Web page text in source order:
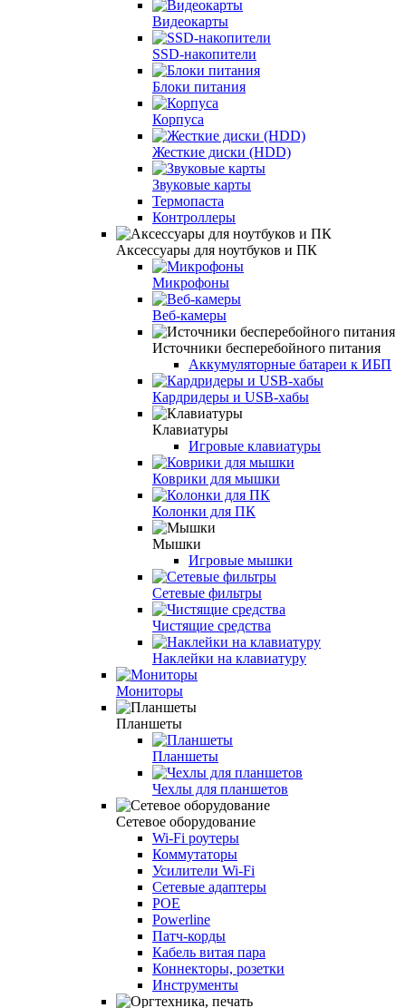
Видеокарты
SSD-накопители
Блоки питания
Корпуса
Жесткие диски (HDD)
Звуковые карты
Термопаста
Контроллеры
Аксессуары для ноутбуков и ПК
Микрофоны
Веб-камеры
Источники бесперебойного питания
Аккумуляторные батареи к ИБП
Кардридеры и USB-хабы
Клавиатуры
Игровые клавиатуры
Коврики для мышки
Колонки для ПК
Мышки
Игровые мышки
Сетевые фильтры
Чистящие средства
Наклейки на клавиатуру
Мониторы
Планшеты
Планшеты
Чехлы для планшетов
Сетевое оборудование
Wi-Fi роутеры
Коммутаторы
Усилители Wi-Fi
Сетевые адаптеры
POE
Powerline
Патч-корды
Кабель витая пара
Коннекторы, розетки
Инструменты